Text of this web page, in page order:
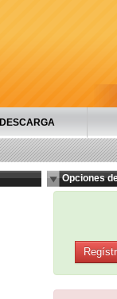
DESCARGA
Opciones